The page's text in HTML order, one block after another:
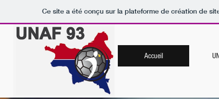
Ce site a été conçu sur la plateforme de création de
Accueil